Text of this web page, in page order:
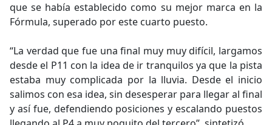
que se había establecido como su mejor marca en la
Fórmula, superado por este cuarto puesto.
“La verdad que fue una final muy muy difícil, largamos
desde el P11 con la idea de ir tranquilos ya que la pista
estaba muy complicada por la lluvia. Desde el inicio
salimos con esa idea, sin desesperar para llegar al final
y así fue, defendiendo posiciones y escalando puestos